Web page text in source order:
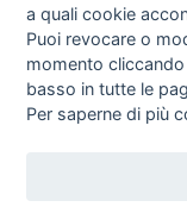
Direttrice Responsabile:
a quali cookie
Puoi revocare o
momento cliccando
basso in tutte le
Per saperne di più